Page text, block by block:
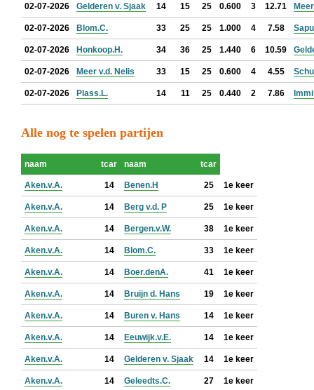
02-07-2026 Gelderen v. Sjaak 14 15 25 0.600 3 12.71
02-07-2026 Blom.C. 33 25 25 1.000 4 7.58
02-07-2026 Honkoop.H. 34 36 25 1.440 6 10.59
02-07-2026 Meer v.d. Nelis 33 15 25 0.600 4 4.55
02-07-2026 Plass.L. 14 11 25 0.440 2 7.86
Alle nog te spelen partijen
naam tcar naam tcar
Aken.v.A. 14 Benen.H 25 1e keer
Aken.v.A. 14 Berg v.d. P 25 1e keer
Aken.v.A. 14 Bergen.v.W. 38 1e keer
Aken.v.A. 14 Blom.C. 33 1e keer
Aken.v.A. 14 Boer.denA. 41 1e keer
Aken.v.A. 14 Bruijn d. Hans 19 1e keer
Aken.v.A. 14 Buren v. Hans 14 1e keer
Aken.v.A. 14 Eeuwijk.v.E. 14 1e keer
Aken.v.A. 14 Gelderen v. Sjaak 14 1e keer
Aken.v.A. 14 Geleedts.C. 27 1e keer